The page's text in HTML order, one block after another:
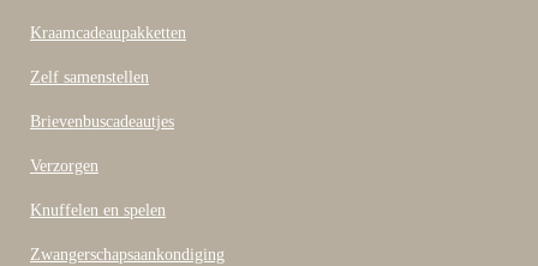
o
Kraamcadeaupakketten
Zelf samenstellen
Brievenbuscadeautjes
Verzorgen
Knuffelen en spelen
Zwangerschapsaankondiging